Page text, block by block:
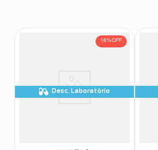
18%OFF
Desc. Laboratório